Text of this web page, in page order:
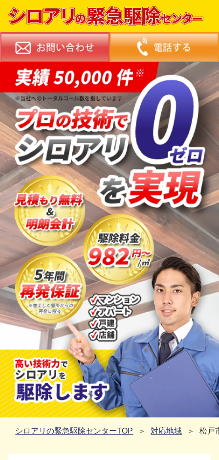
シロアリの緊急駆除センターTOP 対応地域 松戸